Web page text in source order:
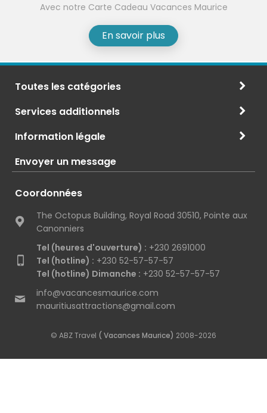
Avec notre Carte Cadeau Vacances Maurice
En savoir plus
Toutes les catégories
Services additionnels
Information légale
Envoyer un message
Coordonnées
The Octopus Building, Royal Road 30510, Pointe aux
Canonniers
Tel (heures d'ouverture) : +230 2691000
Tel (hotline) : +230 52-57-57-57
Tel (hotline) Dimanche : +230 52-57-57-57
info@vacancesmaurice.com
mauritiusattractions@gmail.com
© ABZ Travel ( Vacances Maurice) 2008-2026